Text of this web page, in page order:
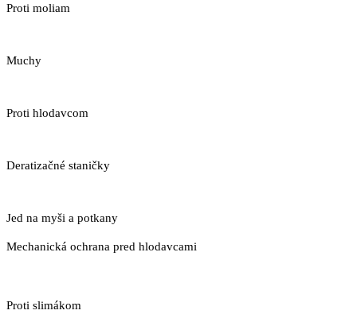
Proti moliam
Muchy
Proti hlodavcom
Deratizačné staničky
Jed na myši a potkany
Mechanická ochrana pred hlodavcami
Proti slimákom